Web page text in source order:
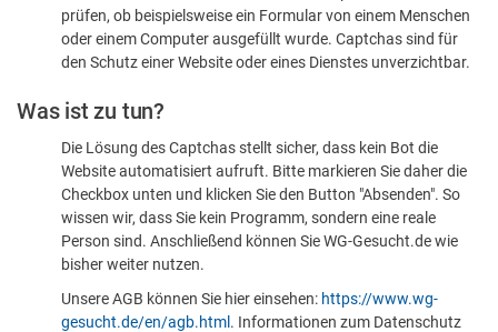
sind
prüfen, ob beispielsweise ein Formular von einem Menschen
oder einem Computer ausgefüllt wurde. Captchas sind für
den Schutz einer Website oder eines Dienstes unverzichtbar.
Was ist zu tun?
Die Lösung des Captchas stellt sicher, dass kein Bot die
Website automatisiert aufruft. Bitte markieren Sie daher die
Checkbox unten und klicken Sie den Button "Absenden". So
wissen wir, dass Sie kein Programm, sondern eine reale
Person sind. Anschließend können Sie WG-Gesucht.de wie
bisher weiter nutzen.
Unsere AGB können Sie hier einsehen: https://www.wg-
gesucht.de/en/agb.html . Informationen zum Datenschutz